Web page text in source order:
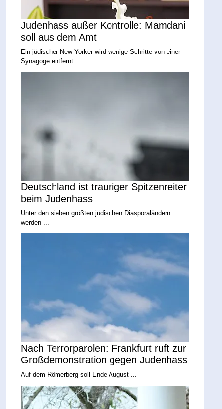
Judenhass außer Kontrolle: Mamdani
soll aus dem Amt
Ein jüdischer New Yorker wird wenige Schritte von einer
Synagoge entfernt ...
Deutschland ist trauriger Spitzenreiter
beim Judenhass
Unter den sieben größten jüdischen Diasporaländern
werden ...
Nach Terrorparolen: Frankfurt ruft zur
Großdemonstration gegen Judenhass
Auf dem Römerberg soll Ende August ...